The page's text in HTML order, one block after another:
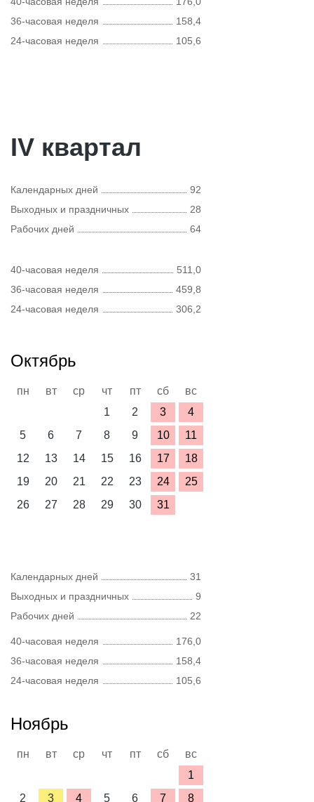
36-часовая неделя
158,4
24-часовая неделя
105,6
IV квартал
Календарных дней
92
Выходных и праздничных
28
Рабочих дней
64
40-часовая неделя
511,0
36-часовая неделя
459,8
24-часовая неделя
306,2
Октябрь
пн вт ср чт пт сб
вс
1
2 3
4
5
6 7 8 9 10
11
12
13 14 15 16 17
18
19
20 21 22 23 24
25
26
27 28 29 30 31
Календарных дней
31
Выходных и праздничных
9
Рабочих дней
22
40-часовая неделя
176,0
36-часовая неделя
158,4
24-часовая неделя
105,6
Ноябрь
пн вт ср чт пт сб
вс
1
2
3 4 5 6 7 8